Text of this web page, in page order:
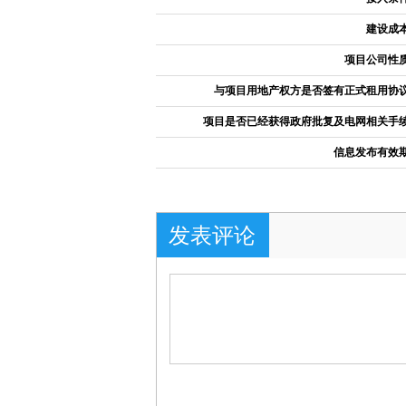
建设成
项目公司性
与项目用地产权方是否签有正式租用协
项目是否已经获得政府批复及电网相关手
信息发布有效
发表评论